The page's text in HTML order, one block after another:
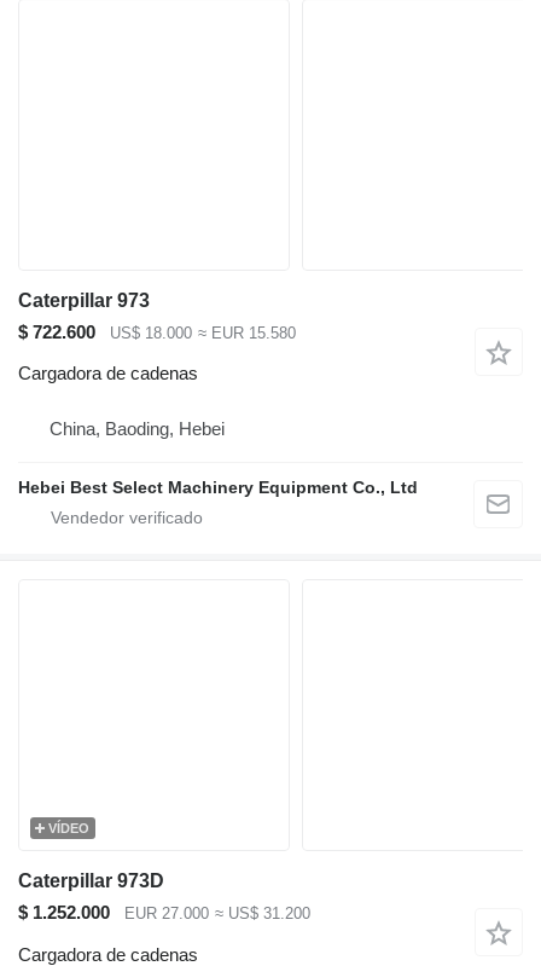
Caterpillar 973
$ 722.600
US$ 18.000 ≈ EUR 15.580
Cargadora de cadenas
China, Baoding, Hebei
Hebei Best Select Machinery Equipment Co., Ltd
VÍDEO
Caterpillar 973D
$ 1.252.000
EUR 27.000 ≈ US$ 31.200
Cargadora de cadenas